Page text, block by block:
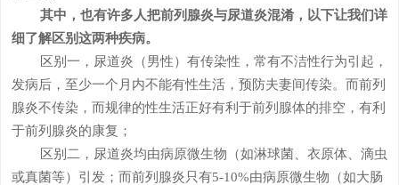
其中，也有许多人把前列腺炎与尿道炎混淆，以下让我们详
细了解区别这两种疾病。
区别一，尿道炎（男性）有传染性，常有不洁性行为引起，
发病后，至少一个月内不能有性生活，预防夫妻间传染。而前列
腺炎不传染，而规律的性生活正好有利于前列腺体的排空，有利
于前列腺炎的康复；
区别二，尿道炎均由病原微生物（如淋球菌、衣原体、滴虫
或真菌等）引发；而前列腺炎只有5-10%由病原微生物（如大肠